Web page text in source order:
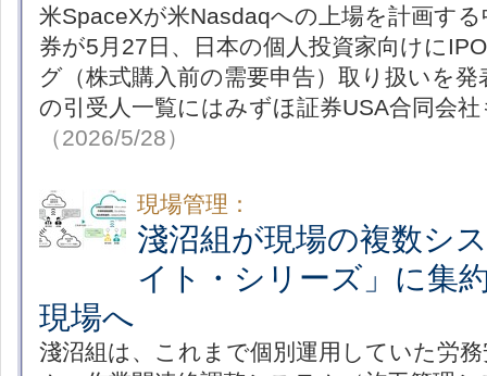
米SpaceXが米Nasdaqへの上場を計画す
券が5月27日、日本の個人投資家向けに
グ（株式購入前の需要申告）取り扱いを
の引受人一覧にはみずほ証券USA合同会
（2026/5/28）
現場管理：
淺沼組が現場の複数シ
イト・シリーズ」に集
現場へ
淺沼組は、これまで個別運用していた労